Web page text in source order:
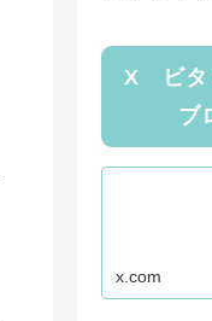
X ビタ
ブ
x.com